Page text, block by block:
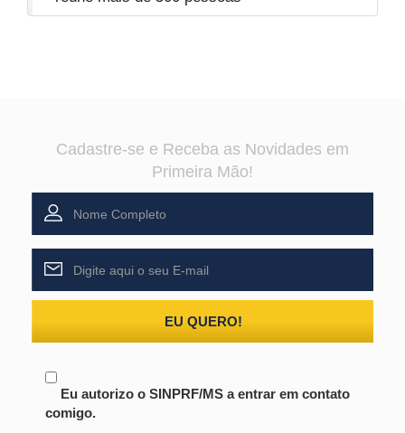
Cadastre-se e Receba as Novidades em
Primeira Mão!
EU QUERO!
Eu autorizo o SINPRF/MS a entrar em contato
comigo.